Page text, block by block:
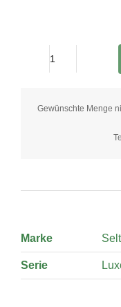
Untertasse
Gewünschte Menge
Marke
Serie